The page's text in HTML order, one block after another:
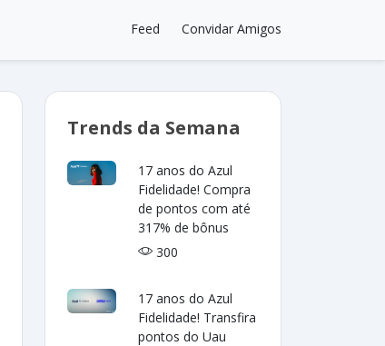
Feed Convidar Amigos
Trends da Semana
17 anos do Azul
Fidelidade! Compra
de pontos com até
317% de bônus
300
17 anos do Azul
Fidelidade! Transfira
pontos do Uau